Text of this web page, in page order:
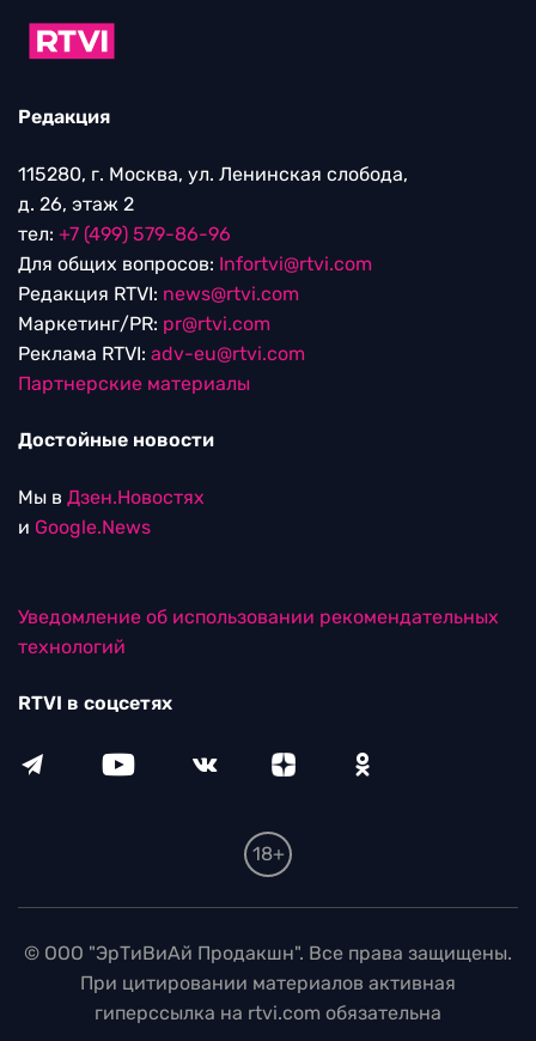
Редакция
115280, г. Москва, ул. Ленинская слобода,
д. 26, этаж 2
тел: +7 (499) 579-86-96
Для общих вопросов: Infortvi@rtvi.com
Редакция RTVI: news@rtvi.com
Маркетинг/PR: pr@rtvi.com
Реклама RTVI: adv-eu@rtvi.com
Партнерские материалы
Достойные новости
Мы в Дзен.Новостях
и Google.News
Уведомление об использовании рекомендательных
технологий
RTVI в соцсетях
18+
© ООО "ЭрТиВиАй Продакшн". Все права защищены.
При цитировании материалов активная
гиперссылка на rtvi.com обязательна